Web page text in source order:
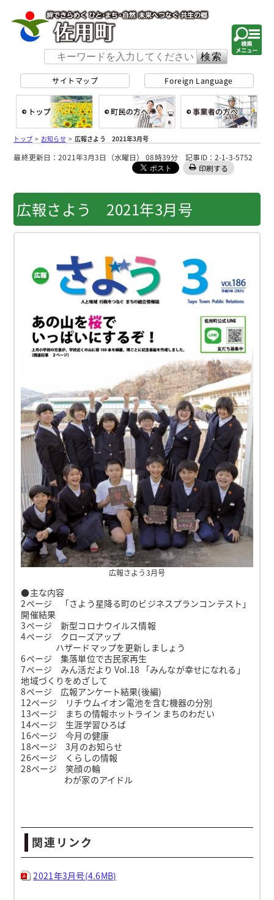
サイトマップ Foreign Language
総合トップ
トップ> お知らせ>広報さよう 2021年3月号
最終更新日：2021年3月3日（水曜日） 08時39分 記事ID：2-1-3-5752
印刷する
広報さよう 2021年3月号
広報さよう3月号
●主な内容
2ページ 「さよう星降る町のビジネスプランコンテスト」
開催結果
3ページ 新型コロナウイルス情報
4ページ クローズアップ
ハザードマップを更新しましょう
6ページ 集落単位で古民家再生
7ページ みん活だより Vol.18 「みんなが幸せになれる」
地域づくりをめざして
8ページ 広報アンケート結果(後編)
12ページ リチウムイオン電池を含む機器の分別
13ページ まちの情報ホットライン まちのわだい
14ページ 生涯学習ひろば
16ページ 今月の健康
18ページ 3月のお知らせ
26ページ くらしの情報
28ページ 笑顔の輪
わが家のアイドル
関連リンク
2021年3月号(4.6MB)